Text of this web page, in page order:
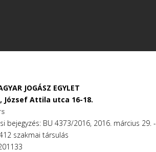
JOGÁSZ EGYLET
József Attila utca 16-18.
bejegyzés: BU 4373/2016, 2016. március 29. -
szakmai társulás